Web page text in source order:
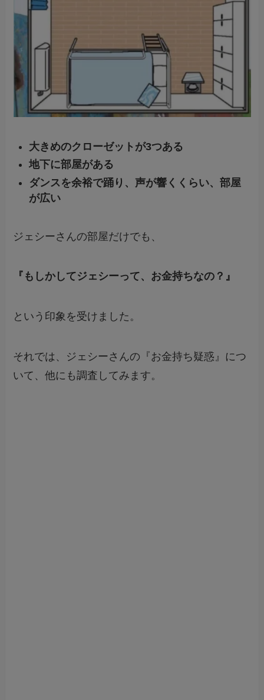
大きめのクローゼットが3つある
地下に部屋がある
ダンスを余裕で踊り、声が響くくらい、部屋
が広い
ジェシーさんの部屋だけでも、
『もしかしてジェシーって、お金持ちなの？』
という印象を受けました。
それでは、ジェシーさんの『お金持ち疑惑』につ
いて、他にも調査してみます。